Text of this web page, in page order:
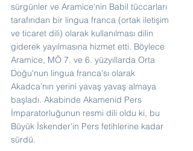
sürgünler ve Aramice'nin Babil tüccarları
tarafından bir lingua franca (ortak iletişim
ve ticaret dili) olarak kullanılması dilin
giderek yayılmasına hizmet etti. Böylece
Aramice, MÖ 7. ve 6. yüzyıllarda Orta
Doğu'nun lingua franca'sı olarak
Akadca'nın yerini yavaş yavaş almaya
başladı. Akabinde Akamenid Pers
İmparatorluğunun resmi dili oldu ki, bu
Büyük İskender'in Pers fetihlerine kadar
sürdü.